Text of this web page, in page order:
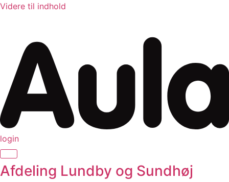
Videre til indhold
login
Afdeling Lundby og Sundhøj